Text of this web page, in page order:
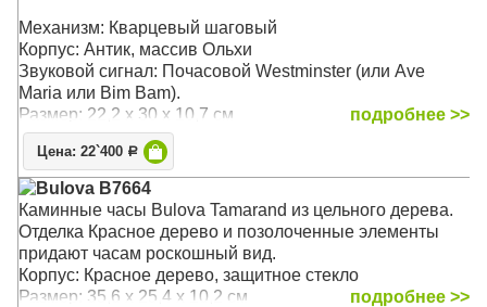
Механизм: Кварцевый шаговый
Корпус: Антик, массив Ольхи
Звуковой сигнал: Почасовой Westminster (или Ave
Maria или Bim Bam).
Размер: 22,2 х 30 x 10,7 см
подробнее >>
Цена: 22`400 Р
Bulova B7664
Каминные часы Bulova Tamarand из цельного дерева.
Отделка Красное дерево и позолоченные элементы
придают часам роскошный вид.
Корпус: Красное дерево, защитное стекло
Размер: 35,6 х 25,4 х 10,2 см
подробнее >>